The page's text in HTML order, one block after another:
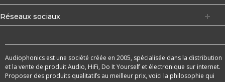
Réseaux sociaux
Audiophonics est une société créée en 2005, spécialisée dans la distribution
et la vente de produit Audio, HiFi, Do It Yourself et électronique sur internet.
Proposer des produits qualitatifs au meilleur prix, voici la philosophie qui